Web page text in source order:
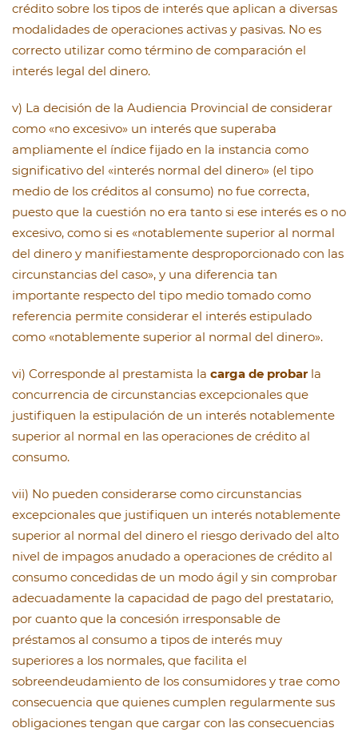
crédito sobre los tipos de interés que aplican a diversas
modalidades de operaciones activas y pasivas. No es
correcto utilizar como término de comparación el
interés legal del dinero.
v) La decisión de la Audiencia Provincial de considerar
como «no excesivo» un interés que superaba
ampliamente el índice fijado en la instancia como
significativo del «interés normal del dinero» (el tipo
medio de los créditos al consumo) no fue correcta,
puesto que la cuestión no era tanto si ese interés es o no
excesivo, como si es «notablemente superior al normal
del dinero y manifiestamente desproporcionado con las
circunstancias del caso», y una diferencia tan
importante respecto del tipo medio tomado como
referencia permite considerar el interés estipulado
como «notablemente superior al normal del dinero».
vi) Corresponde al prestamista la carga de probar la
concurrencia de circunstancias excepcionales que
justifiquen la estipulación de un interés notablemente
superior al normal en las operaciones de crédito al
consumo.
vii) No pueden considerarse como circunstancias
excepcionales que justifiquen un interés notablemente
superior al normal del dinero el riesgo derivado del alto
nivel de impagos anudado a operaciones de crédito al
consumo concedidas de un modo ágil y sin comprobar
adecuadamente la capacidad de pago del prestatario,
por cuanto que la concesión irresponsable de
préstamos al consumo a tipos de interés muy
superiores a los normales, que facilita el
sobreendeudamiento de los consumidores y trae como
consecuencia que quienes cumplen regularmente sus
obligaciones tengan que cargar con las consecuencias